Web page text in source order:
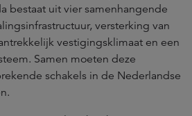
bestaat uit vier samenhangende
versterking van
vestigingsklimaat en een
Samen moeten deze
schakels in de Nederlandse